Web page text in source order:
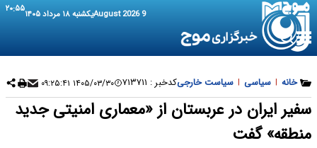
9 August 2026 یکشنبه ۱۸ مرداد ۱۴۰۵ ۲۰:۵۵
خانه | سیاسی | سیاست خارجیکدخبر : ۷۱۳۷۱۱ ۱۴۰۵/۰۳/۳۰ ۰۹:۲۵:۴۱
سفیر ایران در عربستان از «معماری امنیتی جدید
منطقه» گفت